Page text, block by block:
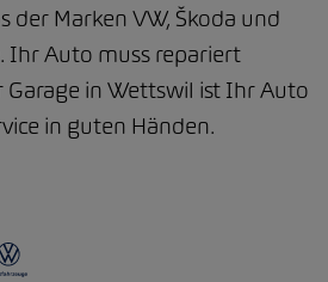
der Marken VW, Škoda und
Ihr Auto muss repariert
in Wettswil ist Ihr Auto
in guten Händen.